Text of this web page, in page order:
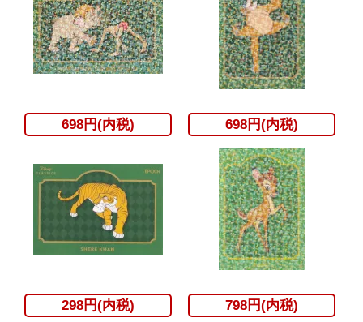
698円(内税) 698円(内税)
298円(内税) 798円(内税)